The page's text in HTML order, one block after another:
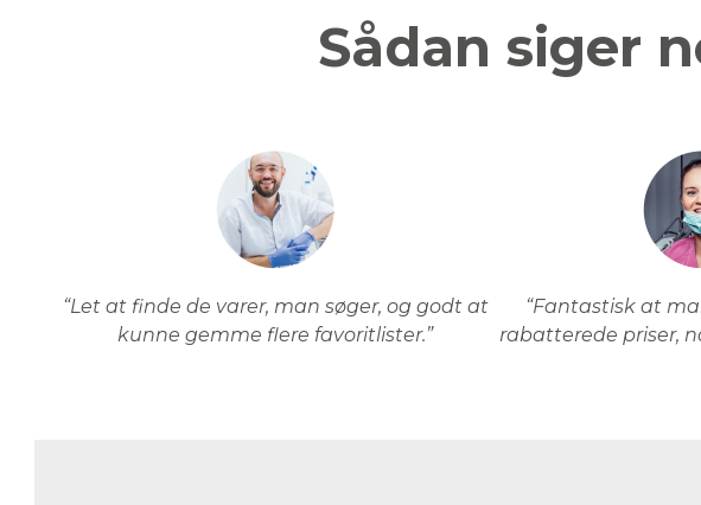
Sådan siger
“Let at finde de varer, man søger, og godt at
kunne gemme flere favoritlister.”
“Fantastisk at
rabatterede priser,